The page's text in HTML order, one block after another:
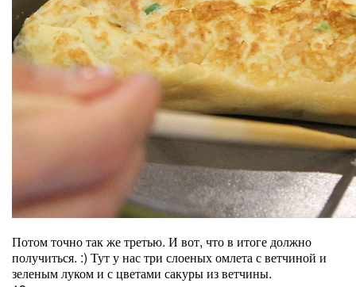
Потом точно так же третью. И вот, что в итоге должно
получиться. :) Тут у нас три слоеных омлета с ветчиной и
зеленым луком и с цветами сакуры из ветчины.